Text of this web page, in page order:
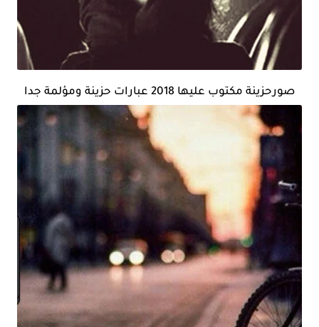
صورحزينة مكتوب عليها 2018 عبارات حزينة ومؤلمة جدا